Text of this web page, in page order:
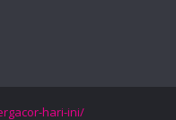
hari-ini/